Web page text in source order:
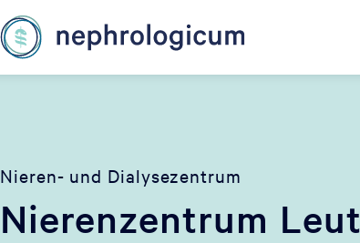
Nieren- und Dialysezentrum
Nierenzentrum